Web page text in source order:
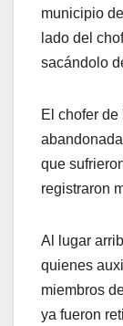
municipio
lado del
sacándolo
El chofer
que
registraron
Al lugar
quienes
miembros
ya fueron